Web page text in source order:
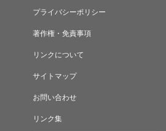
プライバシーポリシー
著作権・免責事項
リンクについて
サイトマップ
お問い合わせ
リンク集